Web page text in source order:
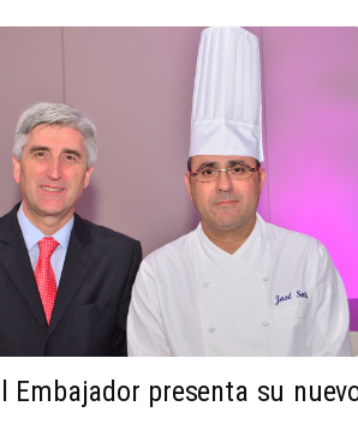
Embajador presenta su